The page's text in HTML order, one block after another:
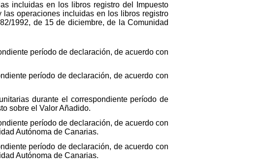
incluidas en los libros registro del Impuesto
operaciones incluidas en los libros registro
1992, de 15 de diciembre, de la Comunidad
período de declaración, de acuerdo con
período de declaración, de acuerdo con
durante el correspondiente período de
sobre el Valor Añadido.
período de declaración, de acuerdo con
Autónoma de Canarias.
período de declaración, de acuerdo con
Autónoma de Canarias.